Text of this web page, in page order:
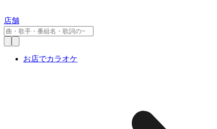
店舗
お店でカラオケ